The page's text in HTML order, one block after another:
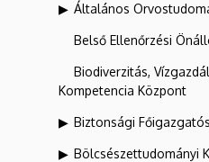
Általános
Belső Ellenőrzési
Biodiverzitás,
Kompetencia Központ
Biztonsági
Bölcsészettudományi